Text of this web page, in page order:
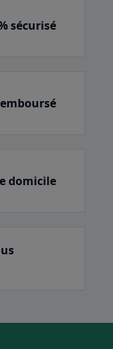
sécurisé
domicile